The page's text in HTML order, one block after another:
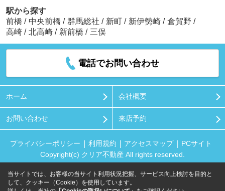
駅から探す
前橋 / 中央前橋 / 群馬総社 / 新町 / 新伊勢崎 / 倉賀野 /
高崎 / 北高崎 / 新前橋 / 三俣
電話でお問い合わせ
ホーム 会社概要
お問い合わせ 来店予約
プライバシーポリシー 利用規約 アクセスマップ
PCサイト
Copyright(c) クリア不動産 All rights reserved.
当サイトでは、お客様の当サイト利用状況把握、サービス向上検討を目的と
して、クッキー（Cookie）を使用しています。